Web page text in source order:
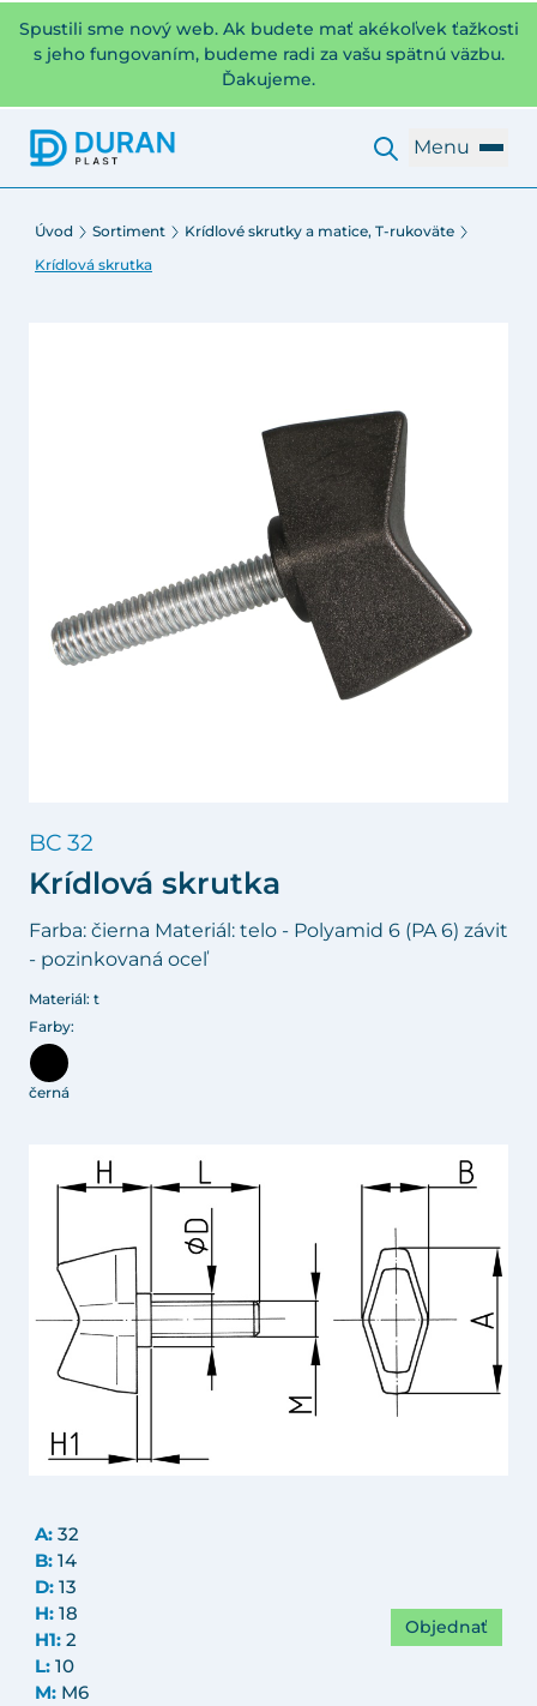
Spustili sme nový web. Ak budete mať akékoľvek ťažkosti
s jeho fungovaním, budeme radi za vašu spätnú väzbu.
Ďakujeme.
Menu
Úvod Sortiment
Krídlové skrutky a matice, T-rukoväte
Krídlová skrutka
BC 32
Krídlová skrutka
Farba: čierna Materiál: telo - Polyamid 6 (PA 6) závit
- pozinkovaná oceľ
Materiál: t
Farby:
černá
A: 32
B: 14
D: 13
H: 18
H1: 2
L: 10
M: M6
Objednať